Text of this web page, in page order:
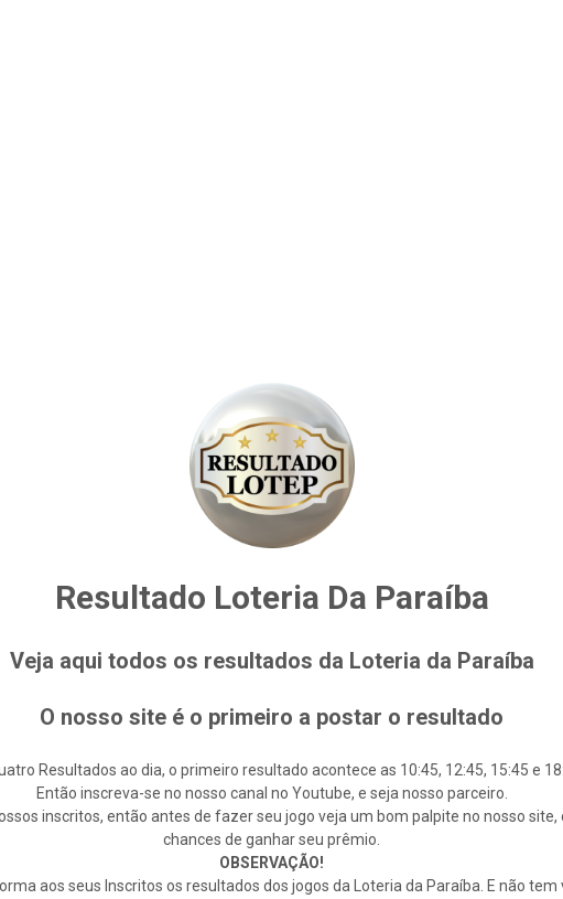
Resultado Loteria Da Paraíba
Veja aqui todos os resultados da Loteria da Paraíba
O nosso site é o primeiro a postar o resultado
Resultados ao dia, o primeiro resultado acontece as 10:45, 12:45, 15:45 e
Então inscreva-se no nosso canal no Youtube, e seja nosso parceiro.
inscritos, então antes de fazer seu jogo veja um bom palpite no nosso
chances de ganhar seu prêmio.
OBSERVAÇÃO!
aos seus Inscritos os resultados dos jogos da Loteria da Paraíba. E não